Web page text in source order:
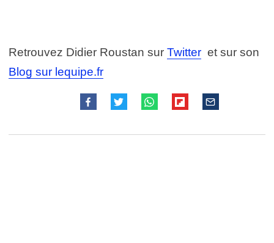
Retrouvez Didier Roustan sur Twitter et sur son
Blog sur lequipe.fr